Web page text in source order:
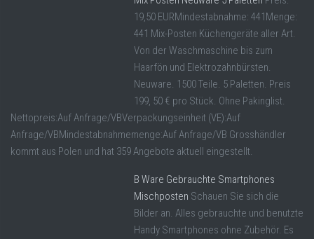
19,50 EURMindestabnahme: 441Menge:
441 Mix-Posten Küchengeräte aller Art.
Von der Waschmaschine bis zum
Haarfön und Elektrozahnbürsten.
Neuware. 1500 Teile. 5 Paletten. Preis
199, 50 € pro Stück. Ohne Pakinglist.
Nettopreis:Auf Anfrage/VBVerpackungseinheit (VE):Auf
Anfrage/VBMindestabnahmemenge:Auf Anfrage/VB Grosshändler
kommt aus Polen und hat 359 Angebote aktuell eingestellt.
B Ware Gebrauchte Smartphones
Mischposten Schauen Sie sich die
Bilder an. Alles gebrauchte und benutzte
Handy Smartphones ohne Zubehör. Es